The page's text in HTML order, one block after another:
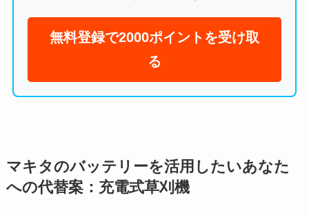
無料登録で2000ポイントを受け取
る
マキタのバッテリーを活用したいあなた
への代替案：充電式草刈機